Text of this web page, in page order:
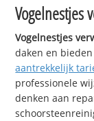
Vogelnestjes
Vogelnestjes
daken en
aantrekkelijk
professionele
denken aan